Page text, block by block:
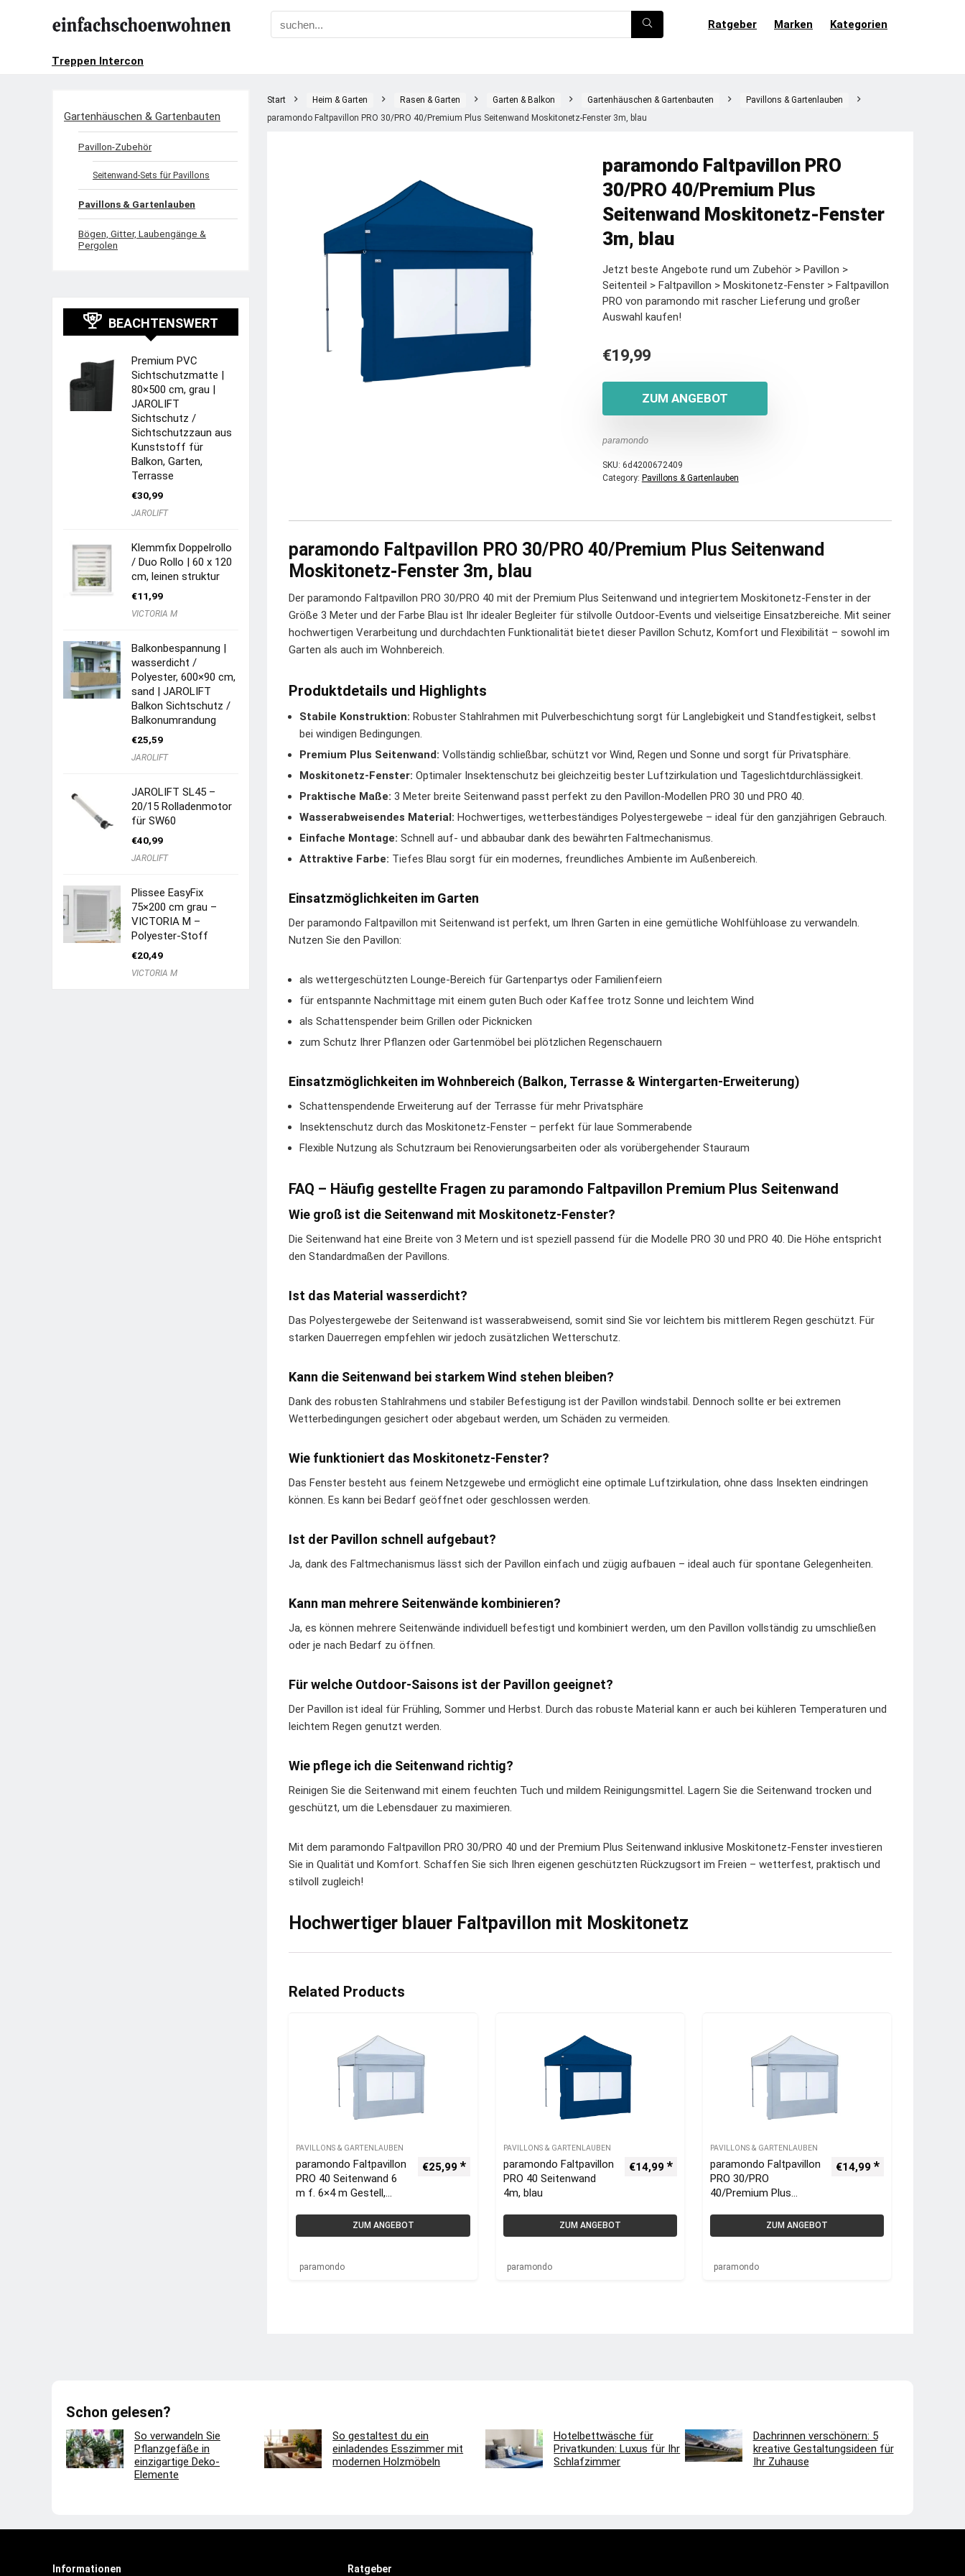
Ratgeber Marken Kategorien
Treppen Intercon
Start Heim & Garten Rasen & Garten Garten & Balkon Gartenhäuschen & Gartenbauten
Pavillons & Gartenlauben
paramondo Faltpavillon PRO 30/PRO 40/Premium Plus Seitenwand Moskitonetz-Fenster 3m, blau
paramondo Faltpavillon PRO
30/PRO 40/Premium Plus
Seitenwand Moskitonetz-Fenster
3m, blau
Jetzt beste Angebote rund um Zubehör > Pavillon >
Seitenteil > Faltpavillon > Moskitonetz-Fenster > Faltpavillon
PRO von paramondo mit rascher Lieferung und großer
Auswahl kaufen!
€19,99
ZUM ANGEBOT
paramondo
SKU: 6d4200672409
Category: Pavillons & Gartenlauben
paramondo Faltpavillon PRO 30/PRO 40/Premium Plus Seitenwand
Moskitonetz-Fenster 3m, blau
Der paramondo Faltpavillon PRO 30/PRO 40 mit der Premium Plus Seitenwand und integriertem Moskitonetz-Fenster in der
Größe 3 Meter und der Farbe Blau ist Ihr idealer Begleiter für stilvolle Outdoor-Events und vielseitige Einsatzbereiche. Mit seiner
hochwertigen Verarbeitung und durchdachten Funktionalität bietet dieser Pavillon Schutz, Komfort und Flexibilität – sowohl im
Garten als auch im Wohnbereich.
Produktdetails und Highlights
Stabile Konstruktion: Robuster Stahlrahmen mit Pulverbeschichtung sorgt für Langlebigkeit und Standfestigkeit, selbst
bei windigen Bedingungen.
Premium Plus Seitenwand: Vollständig schließbar, schützt vor Wind, Regen und Sonne und sorgt für Privatsphäre.
Moskitonetz-Fenster: Optimaler Insektenschutz bei gleichzeitig bester Luftzirkulation und Tageslichtdurchlässigkeit.
Praktische Maße: 3 Meter breite Seitenwand passt perfekt zu den Pavillon-Modellen PRO 30 und PRO 40.
Wasserabweisendes Material: Hochwertiges, wetterbeständiges Polyestergewebe – ideal für den ganzjährigen Gebrauch.
Einfache Montage: Schnell auf- und abbaubar dank des bewährten Faltmechanismus.
Attraktive Farbe: Tiefes Blau sorgt für ein modernes, freundliches Ambiente im Außenbereich.
Einsatzmöglichkeiten im Garten
Der paramondo Faltpavillon mit Seitenwand ist perfekt, um Ihren Garten in eine gemütliche Wohlfühloase zu verwandeln.
Nutzen Sie den Pavillon:
als wettergeschützten Lounge-Bereich für Gartenpartys oder Familienfeiern
für entspannte Nachmittage mit einem guten Buch oder Kaffee trotz Sonne und leichtem Wind
als Schattenspender beim Grillen oder Picknicken
zum Schutz Ihrer Pflanzen oder Gartenmöbel bei plötzlichen Regenschauern
Einsatzmöglichkeiten im Wohnbereich (Balkon, Terrasse & Wintergarten-Erweiterung)
Schattenspendende Erweiterung auf der Terrasse für mehr Privatsphäre
Insektenschutz durch das Moskitonetz-Fenster – perfekt für laue Sommerabende
Flexible Nutzung als Schutzraum bei Renovierungsarbeiten oder als vorübergehender Stauraum
FAQ – Häufig gestellte Fragen zu paramondo Faltpavillon Premium Plus Seitenwand
Wie groß ist die Seitenwand mit Moskitonetz-Fenster?
Die Seitenwand hat eine Breite von 3 Metern und ist speziell passend für die Modelle PRO 30 und PRO 40. Die Höhe entspricht
den Standardmaßen der Pavillons.
Ist das Material wasserdicht?
Das Polyestergewebe der Seitenwand ist wasserabweisend, somit sind Sie vor leichtem bis mittlerem Regen geschützt. Für
starken Dauerregen empfehlen wir jedoch zusätzlichen Wetterschutz.
Kann die Seitenwand bei starkem Wind stehen bleiben?
Dank des robusten Stahlrahmens und stabiler Befestigung ist der Pavillon windstabil. Dennoch sollte er bei extremen
Wetterbedingungen gesichert oder abgebaut werden, um Schäden zu vermeiden.
Wie funktioniert das Moskitonetz-Fenster?
Das Fenster besteht aus feinem Netzgewebe und ermöglicht eine optimale Luftzirkulation, ohne dass Insekten eindringen
können. Es kann bei Bedarf geöffnet oder geschlossen werden.
Ist der Pavillon schnell aufgebaut?
Ja, dank des Faltmechanismus lässt sich der Pavillon einfach und zügig aufbauen – ideal auch für spontane Gelegenheiten.
Kann man mehrere Seitenwände kombinieren?
Ja, es können mehrere Seitenwände individuell befestigt und kombiniert werden, um den Pavillon vollständig zu umschließen
oder je nach Bedarf zu öffnen.
Für welche Outdoor-Saisons ist der Pavillon geeignet?
Der Pavillon ist ideal für Frühling, Sommer und Herbst. Durch das robuste Material kann er auch bei kühleren Temperaturen und
leichtem Regen genutzt werden.
Wie pflege ich die Seitenwand richtig?
Reinigen Sie die Seitenwand mit einem feuchten Tuch und mildem Reinigungsmittel. Lagern Sie die Seitenwand trocken und
geschützt, um die Lebensdauer zu maximieren.
Mit dem paramondo Faltpavillon PRO 30/PRO 40 und der Premium Plus Seitenwand inklusive Moskitonetz-Fenster investieren
Sie in Qualität und Komfort. Schaffen Sie sich Ihren eigenen geschützten Rückzugsort im Freien – wetterfest, praktisch und
stilvoll zugleich!
Hochwertiger blauer Faltpavillon mit Moskitonetz
Related Products
PAVILLONS & GARTENLAUBEN
paramondo Faltpavillon
PRO 40 Seitenwand 6
m f. 6×4 m Gestell,
€25,99
ZUM ANGEBOT
paramondo
PAVILLONS & GARTENLAUBEN
paramondo Faltpavillon
PRO 40 Seitenwand
4m, blau
€14,99
ZUM ANGEBOT
paramondo
PAVILLONS & GARTENLAUBEN
paramondo Faltpavillon
PRO 30/PRO
40/Premium Plus
€14,99
ZUM ANGEBOT
paramondo
Gartenhäuschen & Gartenbauten
Pavillon-Zubehör
Seitenwand-Sets für Pavillons
Pavillons & Gartenlauben
Bögen, Gitter, Laubengänge &
Pergolen
BEACHTENSWERT
Premium PVC
Sichtschutzmatte |
80×500 cm, grau |
JAROLIFT
Sichtschutz /
Sichtschutzzaun aus
Kunststoff für
Balkon, Garten,
Terrasse
€30,99
JAROLIFT
Klemmfix Doppelrollo
/ Duo Rollo | 60 x 120
cm, leinen struktur
€11,99
VICTORIA M
Balkonbespannung |
wasserdicht /
Polyester, 600×90 cm,
sand | JAROLIFT
Balkon Sichtschutz /
Balkonumrandung
€25,59
JAROLIFT
JAROLIFT SL45 –
20/15 Rolladenmotor
für SW60
€40,99
JAROLIFT
Plissee EasyFix
75×200 cm grau –
VICTORIA M –
Polyester-Stoff
€20,49
VICTORIA M
Schon gelesen?
So verwandeln Sie
Pflanzgefäße in
einzigartige Deko-
Elemente
So gestaltest du ein
einladendes Esszimmer mit
modernen Holzmöbeln
Hotelbettwäsche für
Privatkunden: Luxus für Ihr
Schlafzimmer
Dachrinnen verschönern: 5
kreative Gestaltungsideen für
Ihr Zuhause
Informationen Ratgeber